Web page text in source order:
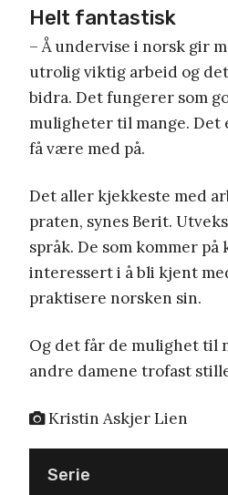
Helt fantastisk
– Å undervise i norsk gir
utrolig viktig arbeid og
bidra. Det fungerer som
muligheter til mange. Det
få være med på.
Det aller kjekkeste med
praten, synes Berit.
språk. De som kommer på
interessert i å bli kjent
praktisere norsken sin.
Og det får de mulighet til
andre damene trofast
Kristin Askjer Lien
Serie